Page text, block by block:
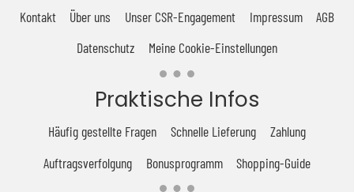
Kontakt Über uns Unser CSR-Engagement Impressum
AGB
Datenschutz
Meine Cookie-Einstellungen
Praktische Infos
Häufig gestellte Fragen Schnelle Lieferung
Zahlung
Auftragsverfolgung
Bonusprogramm Shopping-Guide